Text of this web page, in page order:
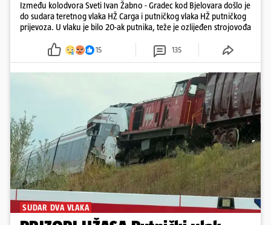
Između kolodvora Sveti Ivan Žabno - Gradec kod Bjelovara došlo je
do sudara teretnog vlaka HŽ Carga i putničkog vlaka HŽ putničkog
prijevoza. U vlaku je bilo 20-ak putnika, teže je ozlijeđen strojovođa
15 135
SUDAR DVA VLAKA